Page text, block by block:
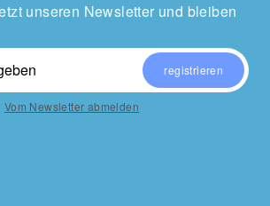
unseren Newsletter und bleiben
registrieren
Vom Newsletter abmelden